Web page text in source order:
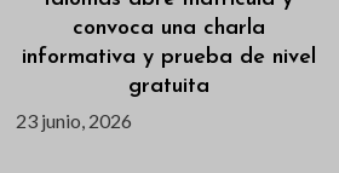
convoca una charla
informativa y prueba de nivel
gratuita
23 junio, 2026